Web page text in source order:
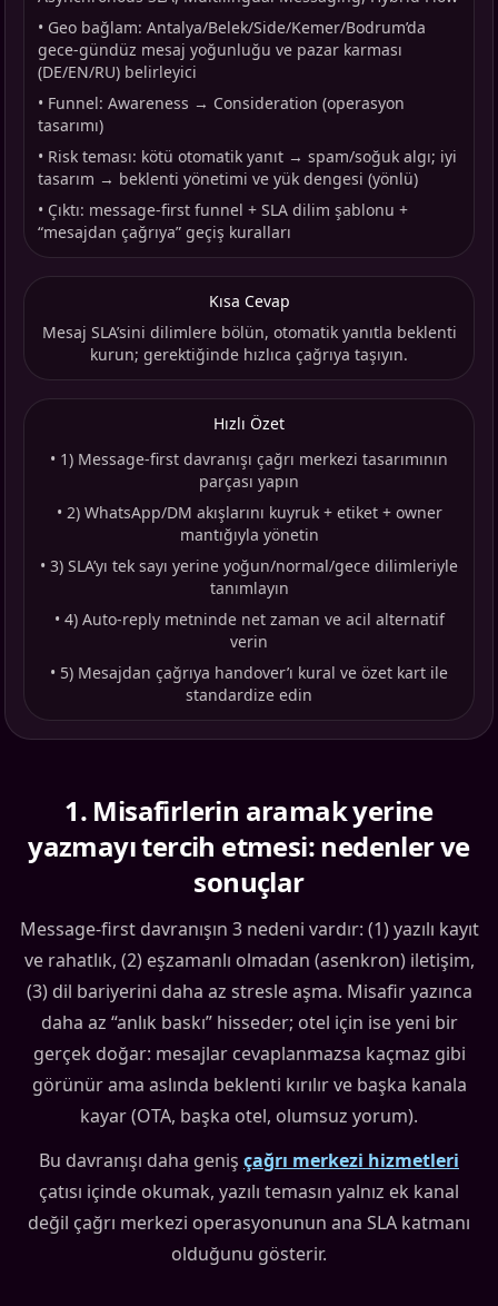
• Geo bağlam: Antalya/Belek/Side/Kemer/Bodrum’da
gece-gündüz mesaj yoğunluğu ve pazar karması
(DE/EN/RU) belirleyici
• Funnel: Awareness → Consideration (operasyon
tasarımı)
• Risk teması: kötü otomatik yanıt → spam/soğuk algı; iyi
tasarım → beklenti yönetimi ve yük dengesi (yönlü)
• Çıktı: message-first funnel + SLA dilim şablonu +
“mesajdan çağrıya” geçiş kuralları
Kısa Cevap
Mesaj SLA’sini dilimlere bölün, otomatik yanıtla beklenti
kurun; gerektiğinde hızlıca çağrıya taşıyın.
Hızlı Özet
• 1) Message-first davranışı çağrı merkezi tasarımının
parçası yapın
• 2) WhatsApp/DM akışlarını kuyruk + etiket + owner
mantığıyla yönetin
• 3) SLA’yı tek sayı yerine yoğun/normal/gece dilimleriyle
tanımlayın
• 4) Auto-reply metninde net zaman ve acil alternatif
verin
• 5) Mesajdan çağrıya handover’ı kural ve özet kart ile
standardize edin
1. Misafirlerin aramak yerine
yazmayı tercih etmesi: nedenler ve
sonuçlar
Message-first davranışın 3 nedeni vardır: (1) yazılı kayıt
ve rahatlık, (2) eşzamanlı olmadan (asenkron) iletişim,
(3) dil bariyerini daha az stresle aşma. Misafir yazınca
daha az “anlık baskı” hisseder; otel için ise yeni bir
gerçek doğar: mesajlar cevaplanmazsa kaçmaz gibi
görünür ama aslında beklenti kırılır ve başka kanala
kayar (OTA, başka otel, olumsuz yorum).
Bu davranışı daha geniş çağrı merkezi hizmetleri
çatısı içinde okumak, yazılı temasın yalnız ek kanal
değil çağrı merkezi operasyonunun ana SLA katmanı
olduğunu gösterir.